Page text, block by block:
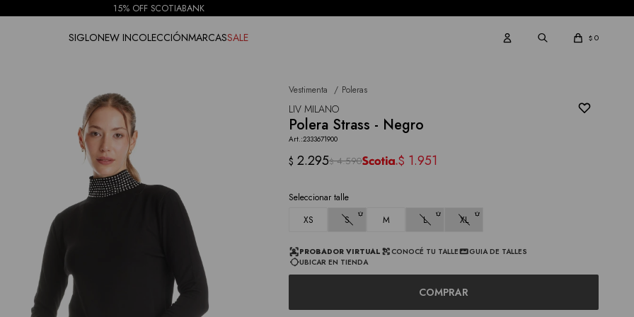
15% OFF SCOTIABANK
SIGLONEW INCOLECCIÓNMARCASSALE $ 0
Vestimenta Poleras
LIV MILANO
Polera Strass - Negro
2333671900
$ 2.295$ 4.590 $ 1.951
Seleccionar talle
XS
S M L XL
PROBADOR VIRTUAL CONOCÉ TU TALLE
GUIA DE TALLES
UBICAR EN TIENDA
COMPRAR
NOTIFICARME